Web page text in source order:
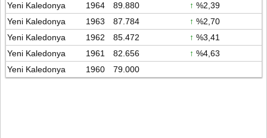
Yeni Kaledonya
1964 89.880 ↑ %2,39
Yeni Kaledonya
1963 87.784 ↑ %2,70
Yeni Kaledonya
1962 85.472 ↑ %3,41
Yeni Kaledonya
1961 82.656 ↑ %4,63
Yeni Kaledonya
1960 79.000